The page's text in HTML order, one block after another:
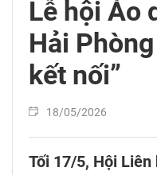
Lễ hội Áo
Hải
kết nối”
18/05/2026
Tối 17/5, Hội